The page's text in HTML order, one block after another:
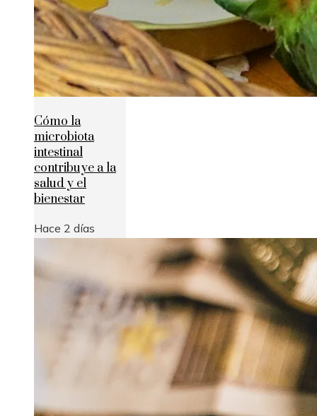
Cómo la
microbiota
intestinal
contribuye a la
salud y el
bienestar
Hace 2 días